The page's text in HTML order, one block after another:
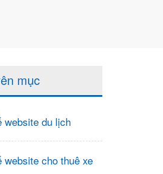
mục
website du lịch
website cho thuê xe